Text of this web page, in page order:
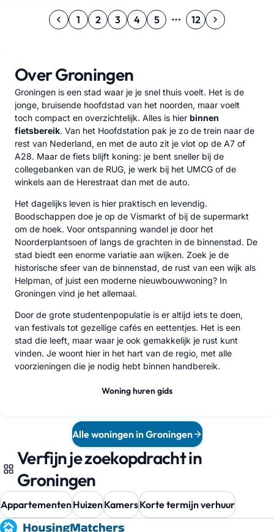
1 2 3 4 5 12
Over Groningen
Groningen is een stad waar je je snel thuis voelt. Het is de
jonge, bruisende hoofdstad van het noorden, maar voelt
toch compact en overzichtelijk. Alles is hier binnen
fietsbereik. Van het Hoofdstation pak je zo de trein naar de
rest van Nederland, en met de auto zit je vlot op de A7 of
A28. Maar de fiets blijft koning: je bent sneller bij de
collegebanken van de RUG, je werk bij het UMCG of de
winkels aan de Herestraat dan met de auto.
Het dagelijks leven is hier praktisch en levendig.
Boodschappen doe je op de Vismarkt of bij de supermarkt
om de hoek. Voor ontspanning wandel je door het
Noorderplantsoen of langs de grachten in de binnenstad. De
stad biedt een enorme variatie aan wijken. Zoek je de
historische sfeer van de binnenstad, de rust van een wijk als
Helpman, of juist een moderne nieuwbouwwoning? In
Groningen vind je het allemaal.
Door de grote studentenpopulatie is er altijd iets te doen,
van festivals tot gezellige cafés en eettentjes. Het is een
stad die leeft, maar waar je ook gemakkelijk je rust kunt
vinden. Je woont hier in het hart van de regio, met alle
voorzieningen die je nodig hebt binnen handbereik.
Woning huren gids
Alle woningen in Groningen
Verfijn je zoekopdracht in
Groningen
AppartementenHuizenKamersKorte termijn verhuur